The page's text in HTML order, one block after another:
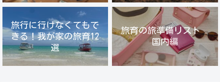
旅行に行けなくてもで
きる！我が家の旅育12
選
旅育の旅準備リスト
国内編